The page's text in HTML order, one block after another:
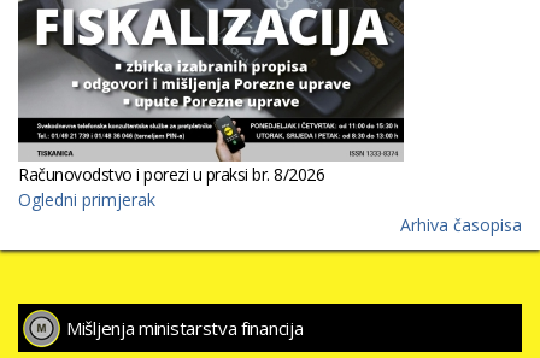
Računovodstvo i porezi u praksi br. 8/2026
Ogledni primjerak
Arhiva časopisa
Mišljenja ministarstva financija